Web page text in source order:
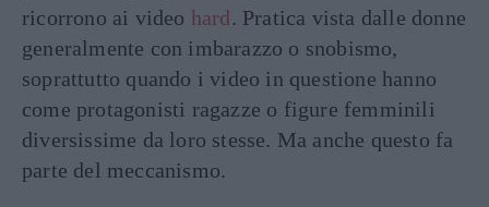
ricorrono ai video hard. Pratica vista dalle donne
generalmente con imbarazzo o snobismo,
soprattutto quando i video in questione hanno
come protagonisti ragazze o figure femminili
diversissime da loro stesse. Ma anche questo fa
parte del meccanismo.